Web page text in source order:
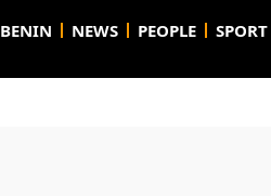
BENIN NEWS PEOPLE SPORT